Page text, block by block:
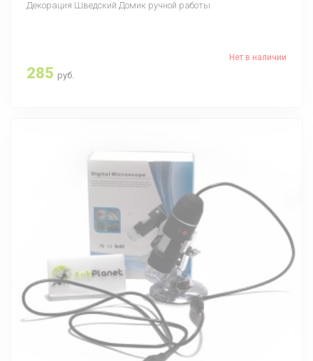
Декорация Шведский Домик ручной работы
285 руб.
Нет в наличии